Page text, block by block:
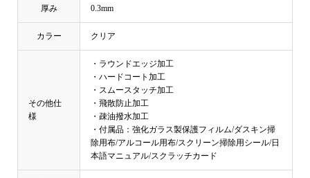
厚み 0.3mm
カラー クリア
その他仕
様
・ラウンドエッジ加工
・ハードコート加工
・スムースタッチ加工
・飛散防止加工
・疎油撥水加工
・付属品：強化ガラス製保護フィルム/ダスキン掃
除用布/アルコール用布/スクリーン掃除用シール/日
本語マニュアル/スクラッチカード